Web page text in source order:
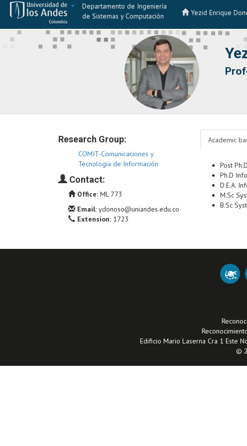
Departamento de Ingeniería
de Sistemas y Computación
Yezid Enrique
Research Group:
COMIT-Comunicaciones y
Tecnología de Información
Contact:
Office: ML 773
Email: ydonoso@uniandes.edu.co
Extension: 1723
Academic
Post
Ph.D
D.E.A.
M.Sc
B.Sc
Edificio Mario Laserna Cra 1 Este
©